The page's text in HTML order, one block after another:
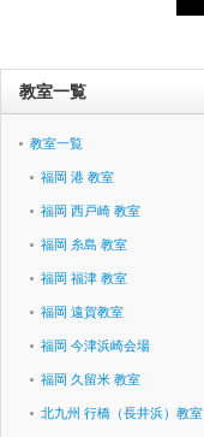
教室一覧
教室一覧
福岡 港 教室
福岡 西戸崎 教室
福岡 糸島 教室
福岡 福津 教室
福岡 遠賀教室
福岡 今津浜崎会場
福岡 久留米 教室
北九州 行橋（長井浜）教室